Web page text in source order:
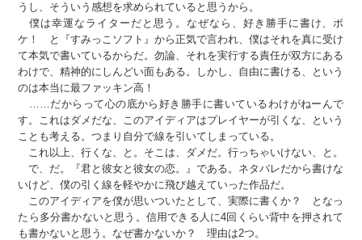
うし、そういう感想を求められていると思うから。
僕は幸運なライターだと思う。なぜなら、好き勝手に書け、ボ
ケ！ と『すみっこソフト』から正気で言われ、僕はそれを真に受け
て本気で書いているからだ。勿論、それを実行する責任が双方にある
わけで、精神的にしんどい面もある。しかし、自由に書ける、という
のは本当に最ファッキン高！
……だからって心の底から好き勝手に書いているわけがねーんで
す。これはダメだな、このアイディアはプレイヤーが引くな、という
ことも考える。つまり自分で線を引いてしまっている。
これ以上、行くな、と。そこは、ダメだ。行っちゃいけない、と。
で、だ。『君と彼女と彼女の恋。』である。ネタバレだから書けな
いけど、僕の引く線を軽やかに飛び越えていった作品だ。
このアイディアを僕が思いついたとして、実際に書くか？ となっ
たら多分書かないと思う。信用できる人に4回くらい背中を押されて
も書かないと思う。なぜ書かないか？ 理由は2つ。